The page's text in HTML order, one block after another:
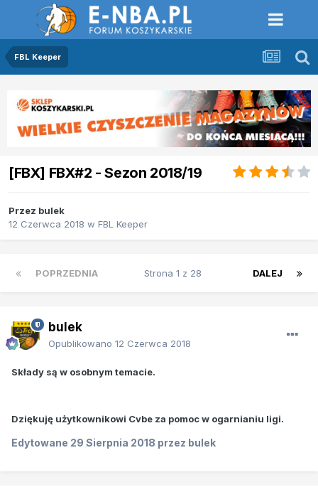
FBL Keeper
[FBX] FBX#2 - Sezon 2018/19
Przez bulek
12 Czerwca 2018 w FBL Keeper
POPRZEDNIA DALEJ
Strona 1 z 28
bulek
Opublikowano 12 Czerwca 2018
Składy są w osobnym temacie.
Dziękuję użytkownikowi Cvbe za pomoc w ogarnianiu ligi.
Edytowane 29 Sierpnia 2018 przez bulek